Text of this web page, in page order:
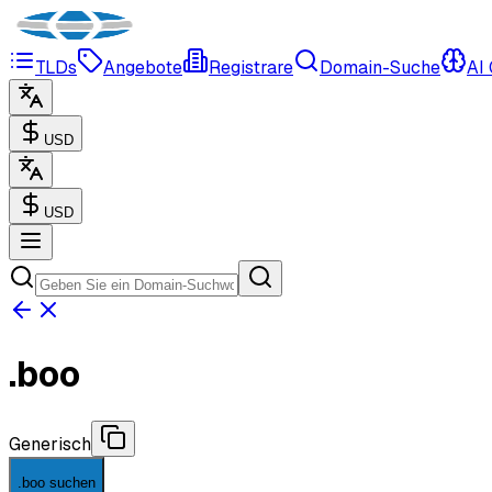
TLDs Angebote Registrare Domain-Suche AI
USD
USD
.boo
Generisch
.boo suchen